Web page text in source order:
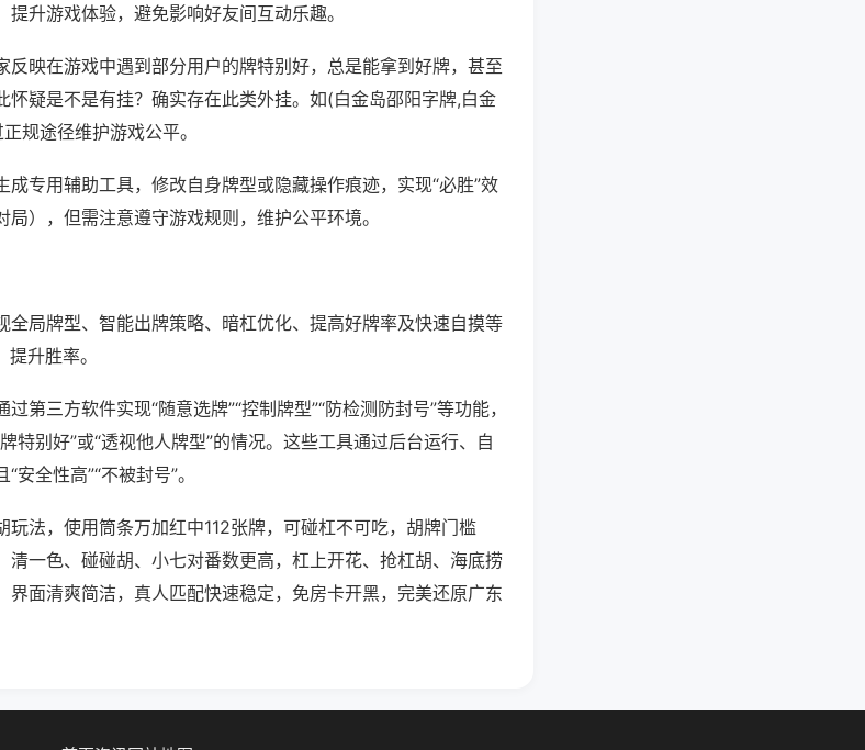
升游戏体验，避免影响好友间互动乐趣。
反映在游戏中遇到部分用户的牌特别好，总是能拿到好牌，甚至
怀疑是不是有挂？确实存在此类外挂。如(白金岛邵阳字牌,白金
规途径维护游戏公平。
成专用辅助工具，修改自身牌型或隐藏操作痕迹，实现“必胜”效
），但需注意遵守游戏规则，维护公平环境。
全局牌型、智能出牌策略、暗杠优化、提高好牌率及快速自摸等
升胜率。
第三方软件实现“随意选牌”“控制牌型”“防检测防封号”等功能，
特别好”或“透视他人牌型”的情况。这些工具通过后台运行、自
全性高”“不被封号”。
玩法，使用筒条万加红中112张牌，可碰杠不可吃，胡牌门槛
清一色、碰碰胡、小七对番数更高，杠上开花、抢杠胡、海底捞
界面清爽简洁，真人匹配快速稳定，免房卡开黑，完美还原广东